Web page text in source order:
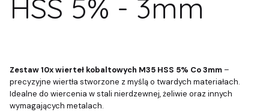
HSS 5% - 3mm
Zestaw 10x wierteł kobaltowych M35 HSS 5% Co 3mm –
precyzyjne wiertła stworzone z myślą o twardych materiałach.
Idealne do wiercenia w stali nierdzewnej, żeliwie oraz innych
wymagających metalach.